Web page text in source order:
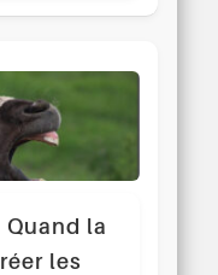
la
les